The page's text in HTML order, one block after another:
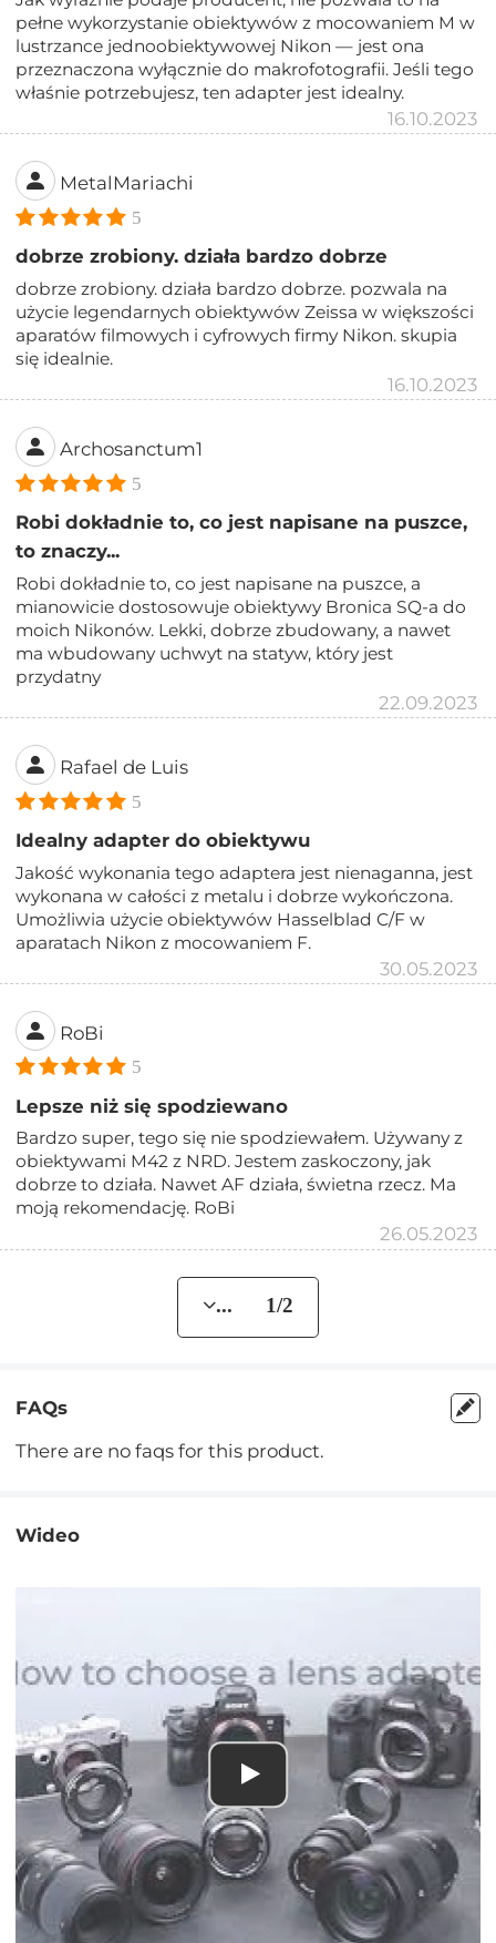
pełne wykorzystanie obiektywów z mocowaniem M w
lustrzance jednoobiektywowej Nikon — jest ona
przeznaczona wyłącznie do makrofotografii. Jeśli tego
właśnie potrzebujesz, ten adapter jest idealny.
16.10.2023
MetalMariachi
5
dobrze zrobiony. działa bardzo dobrze
dobrze zrobiony. działa bardzo dobrze. pozwala na
użycie legendarnych obiektywów Zeissa w większości
aparatów filmowych i cyfrowych firmy Nikon. skupia
się idealnie.
16.10.2023
Archosanctum1
5
Robi dokładnie to, co jest napisane na puszce,
to znaczy...
Robi dokładnie to, co jest napisane na puszce, a
mianowicie dostosowuje obiektywy Bronica SQ-a do
moich Nikonów. Lekki, dobrze zbudowany, a nawet
ma wbudowany uchwyt na statyw, który jest
przydatny
22.09.2023
Rafael de Luis
5
Idealny adapter do obiektywu
Jakość wykonania tego adaptera jest nienaganna, jest
wykonana w całości z metalu i dobrze wykończona.
Umożliwia użycie obiektywów Hasselblad C/F w
aparatach Nikon z mocowaniem F.
30.05.2023
RoBi
5
Lepsze niż się spodziewano
Bardzo super, tego się nie spodziewałem. Używany z
obiektywami M42 z NRD. Jestem zaskoczony, jak
dobrze to działa. Nawet AF działa, świetna rzecz. Ma
moją rekomendację. RoBi
26.05.2023
... 1/2
FAQs
There are no faqs for this product.
Wideo